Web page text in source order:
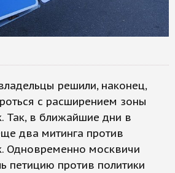
решили, наконец,
с расширением зоны
Так, в ближайшие дни в
два митинга против
Одновременно москвичи
петицию против политики